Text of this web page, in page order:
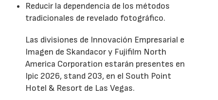
Reducir la dependencia de los métodos
tradicionales de revelado fotográfico.
Las divisiones de Innovación Empresarial e
Imagen de Skandacor y Fujifilm North
America Corporation estarán presentes en
Ipic 2026, stand 203, en el South Point
Hotel & Resort de Las Vegas.